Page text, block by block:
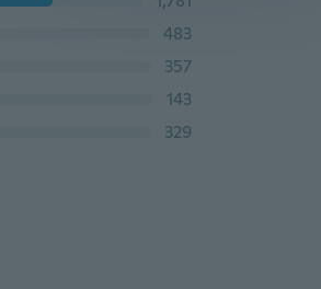
483
357
143
329